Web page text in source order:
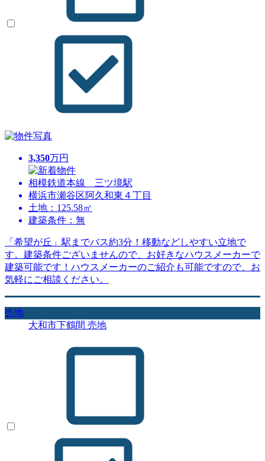
3,350万円
相模鉄道本線 三ツ境駅
横浜市瀬谷区阿久和東４丁目
土地：125.58㎡
建築条件：無
「希望が丘」駅までバス約3分！移動などしやすい立地で
す。建築条件ございませんので、お好きなハウスメーカーで
建築可能です！ハウスメーカーのご紹介も可能ですので、お
気軽にご相談ください。
売地
大和市下鶴間 売地